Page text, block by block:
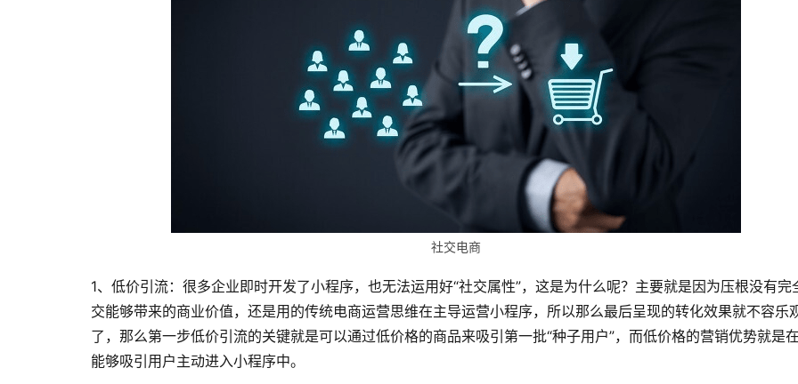
社交电商
1、低价引流：很多企业即时开发了小程序，也无法运用好“社交属性”，这是为什么呢？主要就是因为压根没有完
交能够带来的商业价值，还是用的传统电商运营思维在主导运营小程序，所以那么最后呈现的转化效果就不容乐
了，那么第一步低价引流的关键就是可以通过低价格的商品来吸引第一批“种子用户”，而低价格的营销优势就是
能够吸引用户主动进入小程序中。